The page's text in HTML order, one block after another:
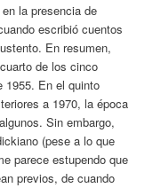
la presencia de
escribió cuentos
En resumen,
de los cinco
1955. En el quinto
a 1970, la época
Sin embargo,
(pese a lo que
parece estupendo que
previos, de cuando